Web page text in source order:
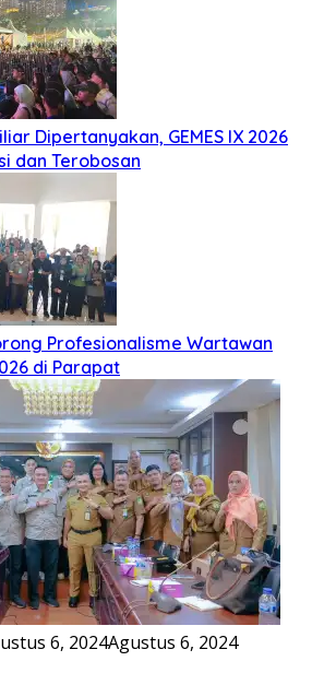
Dipertanyakan, GEMES IX 2026
dan Terobosan
Profesionalisme Wartawan
di Parapat
6, 2024Agustus 6, 2024